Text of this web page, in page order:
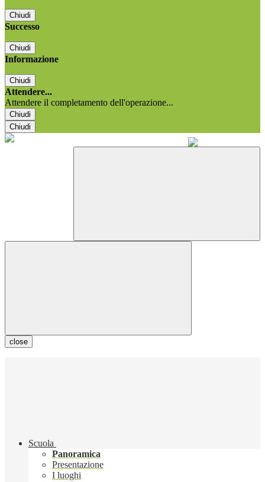
Chiudi
Successo
Chiudi
Informazione
Chiudi
Attendere...
Attendere il completamento dell'operazione...
Chiudi
Chiudi
close
Scuola
Panoramica
Presentazione
I luoghi